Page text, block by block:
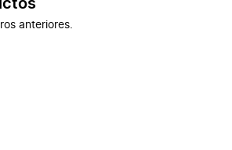
anteriores.